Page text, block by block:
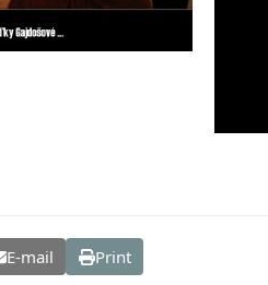
E-mail Print